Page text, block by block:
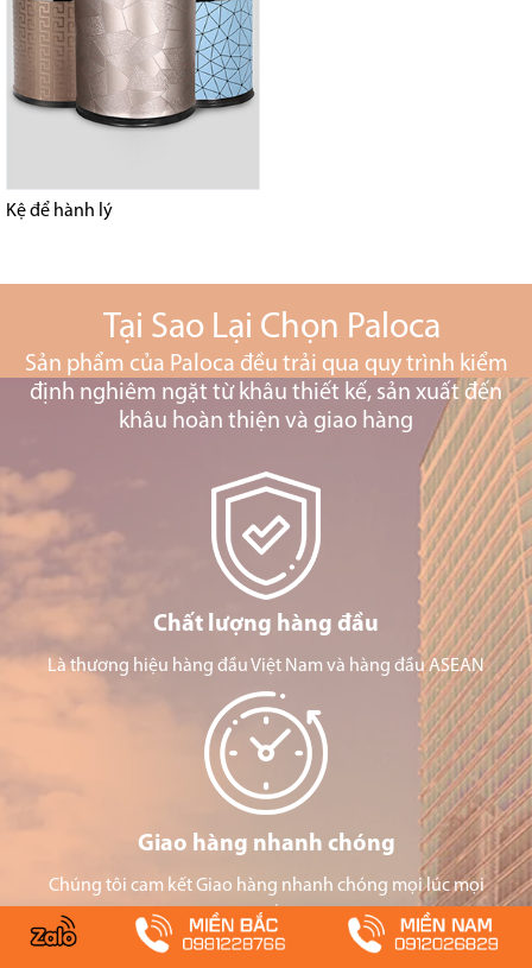
Kệ để hành lý
Tại Sao Lại Chọn Paloca
Sản phẩm của Paloca đều trải qua quy trình kiểm
định nghiêm ngặt từ khâu thiết kế, sản xuất đến
khâu hoàn thiện và giao hàng
Chất lượng hàng đầu
Là thương hiệu hàng đầu Việt Nam và hàng đầu ASEAN
Giao hàng nhanh chóng
Chúng tôi cam kết Giao hàng nhanh chóng mọi lúc mọi
nơi